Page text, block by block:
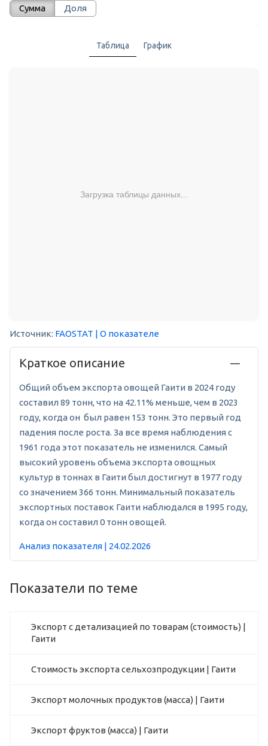
Сумма Доля
Таблица График
Загрузка таблицы данных...
Источник: FAOSTAT | О показателе
Краткое описание
Общий объем экспорта овощей Гаити в 2024 году
составил 89 тонн, что на 42.11% меньше, чем в 2023
году, когда он был равен 153 тонн. Это первый год
падения после роста. За все время наблюдения с
1961 года этот показатель не изменился. Самый
высокий уровень объема экспорта овощных
культур в тоннах в Гаити был достигнут в 1977 году
со значением 366 тонн. Минимальный показатель
экспортных поставок Гаити наблюдался в 1995 году,
когда он составил 0 тонн овощей.
Анализ показателя | 24.02.2026
Показатели по теме
Экспорт с детализацией по товарам (стоимость) |
Гаити
Стоимость экспорта сельхозпродукции | Гаити
Экспорт молочных продуктов (масса) | Гаити
Экспорт фруктов (масса) | Гаити